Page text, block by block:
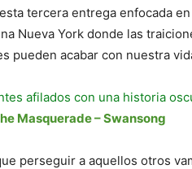
tercera entrega enfocada
Nueva York donde las
pueden acabar con nuestra
afilados con una historia
Masquerade – Swansong
perseguir a aquellos otros